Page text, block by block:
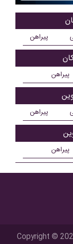
پیراهن
پیراهن
پیراهن
پیراهن
Copyright ©